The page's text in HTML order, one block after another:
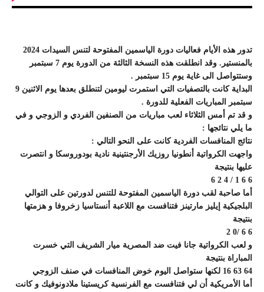
تدور هذه الأيام فعاليات دورة الياسمين المفتوحة لتنس السيدات 2024
بالمنستير. وقد انطلقت هذه النسخة الثالثة من الدورة يوم 7 سبتمبر
وستتواصل الى غاية يوم 15 سبتمبر .
البداية كانت بالتصفيات التي استمرت ليومين لتنطلق بعدها يوم الاثنين 9
سبتمبر المباريات الفعلية للدورة .
و قد تم أمس الثلاثاء لعب مباريات من الصنفين الفردي و الزوجي و في
ما يلي نتائجها :
نتائج المنافسات الفردية كانت على النحو التالي :
واجهت الكرواتية أنطونيا روزيك الأرجنتينية نادية بودوروسكا و انتصرت
عليها بنتيجة
6 6 1 / 4 2 6
أما صاحبة لقب دورة الياسمين المفتوحة للتنس لدورتين على التوالي
البلجيكية إيليز مارتينز فتنافست مع اللاعبة أنستاسيا زخروفا و هزمتها
بنتيجة
6 6 /0 2
و لعب الكرواتية جانا فيت ضد المصرية ميار الشريف التي خسرت
المباراة بنتيجة
64 63 16 لكنها ستواصل اليوم خوض المنافسات في صنف الزوجي
أما الأمريكية أن لي فتنافست مع الفرنسية كريستينا ملادونوفيك و كانت